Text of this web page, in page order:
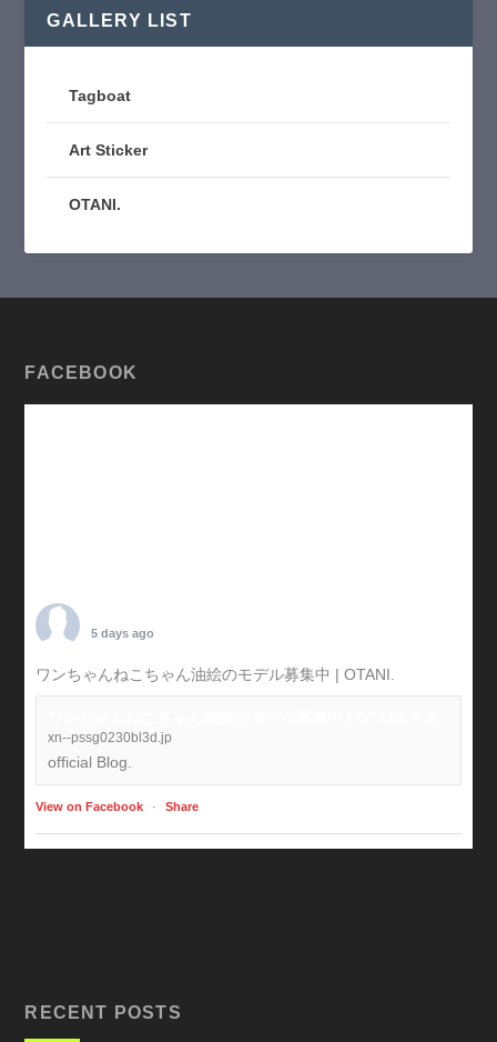
GALLERY LIST
Tagboat
Art Sticker
OTANI.
FACEBOOK
5 days ago
ワンちゃんねこちゃん油絵のモデル募集中 | OTANI.
xn--pssg0230bl3d.jp
official Blog.
View on Facebook · Share
RECENT POSTS